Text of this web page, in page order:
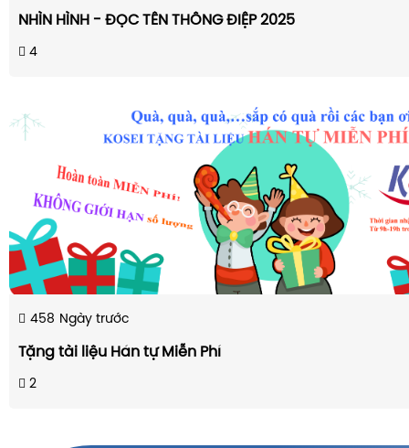
NHÌN HÌNH - ĐỌC TÊN THÔNG ĐIỆP 2025
4
458 Ngày trước
Tặng tài liệu Hán tự Miễn Phí
2